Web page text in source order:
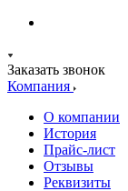
Заказать звонок
Компания
О компании
История
Прайс-лист
Отзывы
Реквизиты